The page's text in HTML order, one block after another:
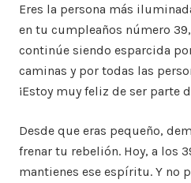
Eres la persona más
en tu cumpleaños número
continúe siendo esparcida
caminas y por todas las
¡Estoy muy feliz de ser parte
Desde que eras pequeño,
frenar tu rebelión. Hoy, a los
mantienes ese espíritu. Y no